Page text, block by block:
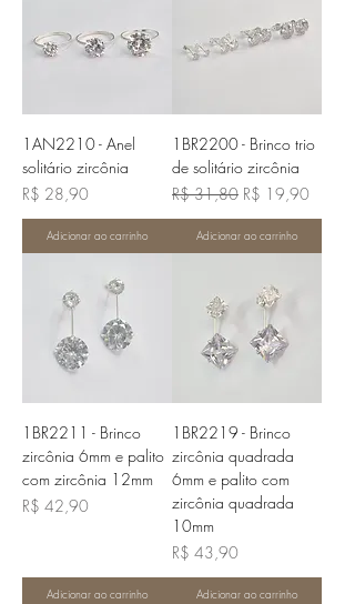
1AN2210 - Anel
solitário zircônia
Preço
R$ 28,90
Adicionar ao carrinho
1BR2200 - Brinco trio
de solitário zircônia
Preço normal
R$ 31,80 Preço promocional
R$ 19,90
Adicionar ao carrinho
1BR2211 - Brinco
zircônia 6mm e palito
com zircônia 12mm
Preço
R$ 42,90
Adicionar ao carrinho
1BR2219 - Brinco
zircônia quadrada
6mm e palito com
zircônia quadrada
10mm
Preço
R$ 43,90
Adicionar ao carrinho